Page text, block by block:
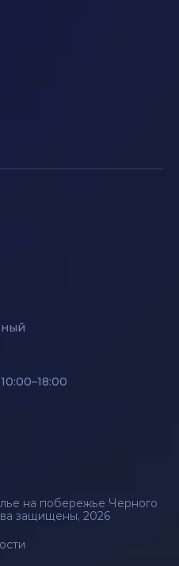
на побережье Черного
защищены, 2026